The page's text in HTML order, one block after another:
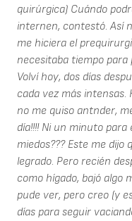
quirúrgica) Cuándo
internen, contestó. Así
me hiciera el
necesitaba tiempo
Volví hoy, dos días
cada vez más intensas.
no me quiso antnder,
día!!!! Ni un minuto
miedos??? Este me dijo
legrado. Pero recién
como hígado, bajó algo
pude ver, pero creo (y
días para seguir